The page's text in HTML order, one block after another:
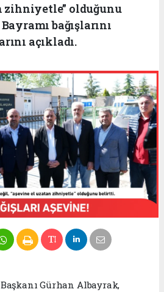
zihniyetle” olduğunu
bağışlarını
açıkladı.
Gürhan Albayrak,